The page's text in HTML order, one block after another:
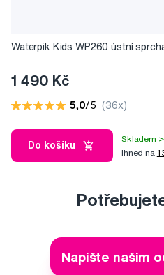
Waterpik Kids WP260 ústní
1 490 Kč
5,0/5 (36x)
Do košíku
Skladem
Ihned na
Napište našim